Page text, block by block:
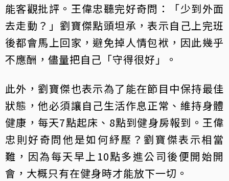
能客觀批評。王偉忠聽完好奇問：「少到外面
去走動？」劉寶傑點頭坦承，表示自己上完班
後都會馬上回家，避免掉人情包袱，因此幾乎
不應酬，儘量把自己「守得很好」。
此外，劉寶傑也表示為了能在節目中保持最佳
狀態，他必須讓自己生活作息正常、維持身體
健康，每天7點起床、8點到健身房報到。王偉
忠則好奇問他是如何紓壓？劉寶傑表示相當
難，因為每天早上10點多進公司後便開始開
會，大概只有在健身時才能放下一切。